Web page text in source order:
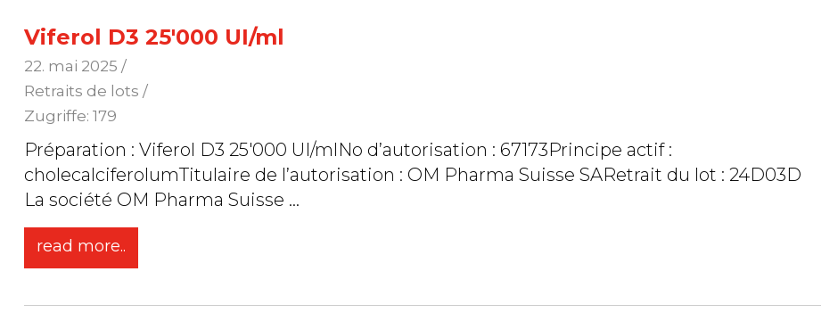
Viferol D3 25'000 UI/ml
22. mai 2025 /
Retraits de lots /
Zugriffe: 179
Préparation : Viferol D3 25'000 UI/mlNo d’autorisation : 67173Principe actif :
cholecalciferolumTitulaire de l’autorisation : OM Pharma Suisse SARetrait du lot : 24D03D
La société OM Pharma Suisse ...
read more..